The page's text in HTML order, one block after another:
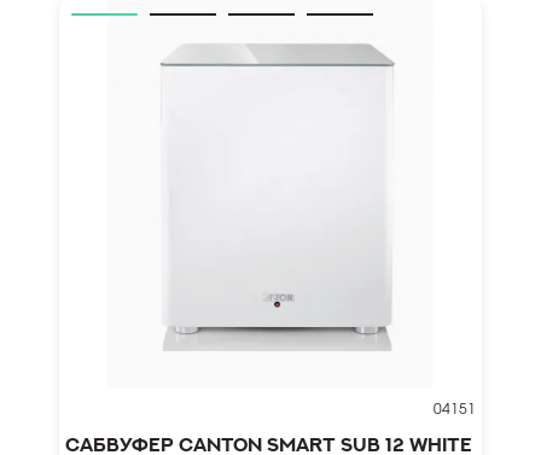
04151
Сабвуфер Canton Smart Sub 12 white